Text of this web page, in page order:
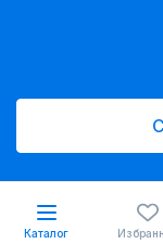
Каталог